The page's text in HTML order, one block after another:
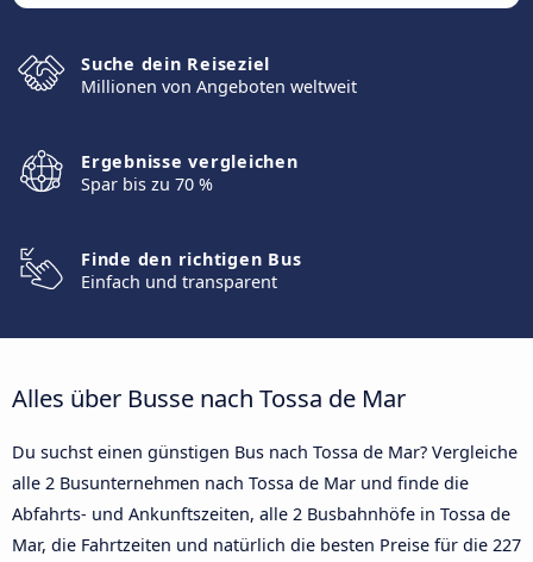
Suche dein Reiseziel
Millionen von Angeboten weltweit
Ergebnisse vergleichen
Spar bis zu 70 %
Finde den richtigen Bus
Einfach und transparent
Alles über Busse nach Tossa de Mar
Du suchst einen günstigen Bus nach Tossa de Mar? Vergleiche
alle 2 Busunternehmen nach Tossa de Mar und finde die
Abfahrts- und Ankunftszeiten, alle 2 Busbahnhöfe in Tossa de
Mar, die Fahrtzeiten und natürlich die besten Preise für die 227